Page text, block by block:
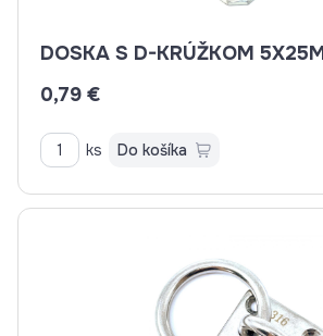
DOSKA S D-
0,79 €
ks Do košíka